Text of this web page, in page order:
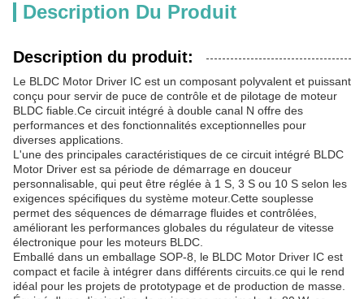
Description Du Produit
Description du produit:
Le BLDC Motor Driver IC est un composant polyvalent et puissant
conçu pour servir de puce de contrôle et de pilotage de moteur
BLDC fiable.Ce circuit intégré à double canal N offre des
performances et des fonctionnalités exceptionnelles pour
diverses applications.
L'une des principales caractéristiques de ce circuit intégré BLDC
Motor Driver est sa période de démarrage en douceur
personnalisable, qui peut être réglée à 1 S, 3 S ou 10 S selon les
exigences spécifiques du système moteur.Cette souplesse
permet des séquences de démarrage fluides et contrôlées,
améliorant les performances globales du régulateur de vitesse
électronique pour les moteurs BLDC.
Emballé dans un emballage SOP-8, le BLDC Motor Driver IC est
compact et facile à intégrer dans différents circuits.ce qui le rend
idéal pour les projets de prototypage et de production de masse.